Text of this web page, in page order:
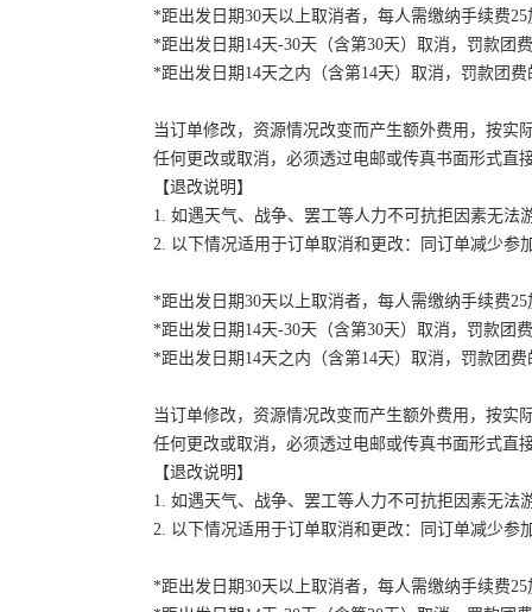
*距出发日期30天以上取消者，每人需缴纳手续费
*距出发日期14天-30天（含第30天）取消，罚款团
*距出发日期14天之内（含第14天）取消，罚款团费
当订单修改，资源情况改变而产生额外费用，按实
任何更改或取消，必须透过电邮或传真书面形式直
【退改说明】
1. 如遇天气、战争、罢工等人力不可抗拒因素无
2. 以下情况适用于订单取消和更改：同订单减少
*距出发日期30天以上取消者，每人需缴纳手续费
*距出发日期14天-30天（含第30天）取消，罚款团
*距出发日期14天之内（含第14天）取消，罚款团费
当订单修改，资源情况改变而产生额外费用，按实
任何更改或取消，必须透过电邮或传真书面形式直
【退改说明】
1. 如遇天气、战争、罢工等人力不可抗拒因素无
2. 以下情况适用于订单取消和更改：同订单减少
*距出发日期30天以上取消者，每人需缴纳手续费